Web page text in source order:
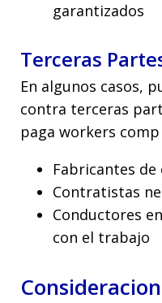
garantizados
Terceras
En algunos casos,
contra terceras
paga workers
Fabricantes
Contratistas
Conductores
con el trabajo